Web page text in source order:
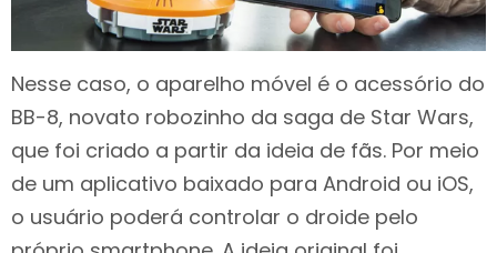
Nesse caso, o aparelho móvel é o acessório do
BB-8, novato robozinho da saga de Star Wars,
que foi criado a partir da ideia de fãs. Por meio
de um aplicativo baixado para Android ou iOS,
o usuário poderá controlar o droide pelo